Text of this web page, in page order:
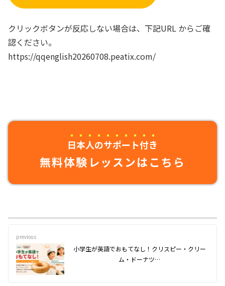
クリックボタンが反応しない場合は、下記URL からご確
認ください。
https://qqenglish20260708.peatix.com/
日本人のサポート付き
無料体験レッスンはこちら
previous
小学生が英語でおもてなし！クリスピー・クリー
ム・ドーナツ…